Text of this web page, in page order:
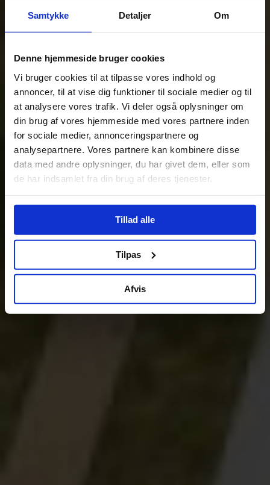
Samtykke Detaljer Om
Denne hjemmeside bruger cookies
Vi bruger cookies til at tilpasse vores indhold og
annoncer, til at vise dig funktioner til sociale medier og til
at analysere vores trafik. Vi deler også oplysninger om
din brug af vores hjemmeside med vores partnere inden
for sociale medier, annonceringspartnere og
analysepartnere. Vores partnere kan kombinere disse
data med andre oplysninger, du har givet dem, eller som
de har indsamlet fra din brug af deres tjenester.
Tillad alle
Tilpas
Afvis